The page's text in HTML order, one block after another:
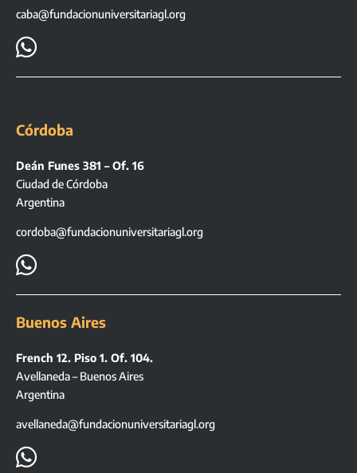
caba@fundacionuniversitariagl.org

Córdoba
Deán Funes 381 – Of. 16
Ciudad de Córdoba
Argentina
cordoba@fundacionuniversitariagl.org

Buenos Aires
French 12. Piso 1. Of. 104.
Avellaneda – Buenos Aires
Argentina
avellaneda@fundacionuniversitariagl.org
